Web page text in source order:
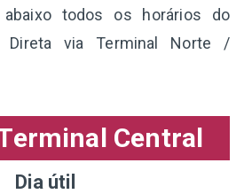
todos os horários do
Direta via Terminal Norte /
Central
Dia útil